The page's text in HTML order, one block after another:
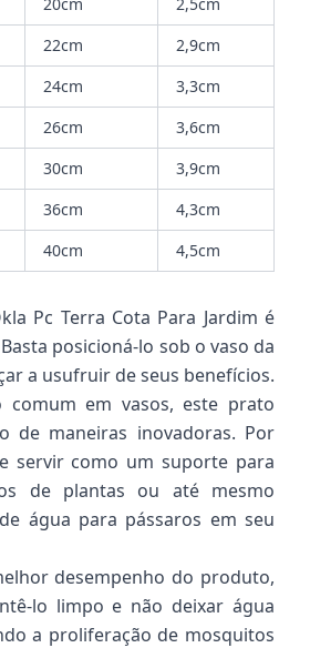
22cm
2,9cm
24cm
3,3cm
26cm
3,6cm
30cm
3,9cm
36cm
4,3cm
40cm 4,5cm
Pc Terra Cota Para Jardim é
posicioná-lo sob o vaso da
a usufruir de seus benefícios.
comum em vasos, este prato
de maneiras inovadoras. Por
servir como um suporte para
de plantas ou até mesmo
água para pássaros em seu
desempenho do produto,
lo limpo e não deixar água
a proliferação de mosquitos